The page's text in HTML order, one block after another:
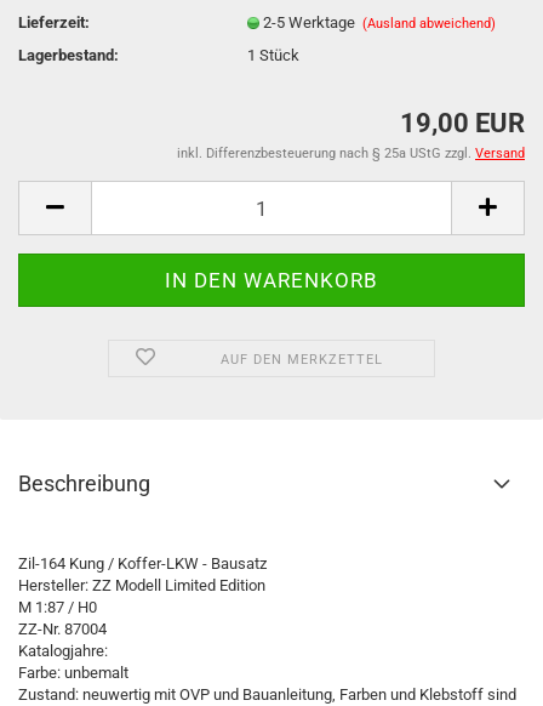
Lieferzeit:
2-5 Werktage(Ausland abweichend)
Lagerbestand: 1Stück
19,00 EUR
inkl. Differenzbesteuerung nach § 25a UStG zzgl. Versand
AUF DEN MERKZETTEL
Beschreibung
Zil-164 Kung / Koffer-LKW - Bausatz
Hersteller: ZZ Modell Limited Edition
M 1:87 / H0
ZZ-Nr. 87004
Katalogjahre:
Farbe: unbemalt
Zustand: neuwertig mit OVP und Bauanleitung, Farben und Klebstoff sind